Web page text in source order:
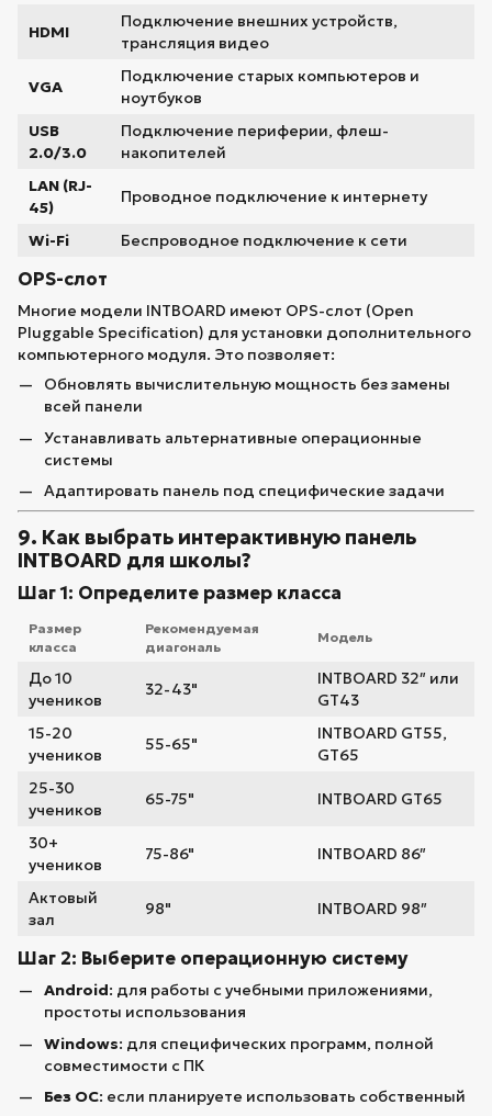
HDMI
Подключение внешних устройств,
трансляция видео
VGA
Подключение старых компьютеров и
ноутбуков
USB
2.0/3.0
Подключение периферии, флеш-
накопителей
LAN (RJ-
45)
Проводное подключение к интернету
Wi-Fi Беспроводное подключение к сети
OPS-слот
Многие модели INTBOARD имеют OPS-слот (Open
Pluggable Specification) для установки дополнительного
компьютерного модуля. Это позволяет:
Обновлять вычислительную мощность без замены
всей панели
Устанавливать альтернативные операционные
системы
Адаптировать панель под специфические задачи
9. Как выбрать интерактивную панель
INTBOARD для школы?
Шаг 1: Определите размер класса
Размер
класса
Рекомендуемая
диагональ
Модель
До 10
учеников
32-43"
INTBOARD 32″ или
GT43
15-20
учеников
55-65"
INTBOARD GT55,
GT65
25-30
учеников
65-75" INTBOARD GT65
30+
учеников
75-86" INTBOARD 86″
Актовый
зал
98" INTBOARD 98″
Шаг 2: Выберите операционную систему
Android: для работы с учебными приложениями,
простоты использования
Windows: для специфических программ, полной
совместимости с ПК
Без ОС: если планируете использовать собственный